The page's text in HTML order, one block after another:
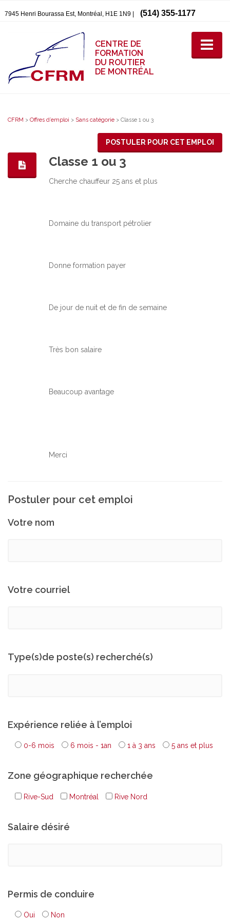
7945 Henri Bourassa Est, Montréal, H1E 1N9 | (514) 355-1177
CENTRE DE
FORMATION
DU ROUTIER
DE MONTRÉAL
CFRM > Offres d’emploi > Sans catégorie > Classe 1 ou 3
POSTULER POUR CET EMPLOI
Classe 1 ou 3
Cherche chauffeur 25 ans et plus
Domaine du transport pétrolier
Donne formation payer
De jour de nuit et de fin de semaine
Très bon salaire
Beaucoup avantage
Merci
Postuler pour cet emploi
Votre nom
Votre courriel
Type(s)de poste(s) recherché(s)
Expérience reliée à l’emploi
0-6 mois 6 mois - 1an 1 à 3 ans 5 ans et plus
Zone géographique recherchée
Rive-Sud Montréal Rive Nord
Salaire désiré
Permis de conduire
Oui Non